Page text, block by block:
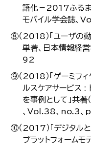
語化－2017ふるま
モバイル学会誌、
⑧（2018）「ユーザの
単著、日本情報経
92
⑨（2018）「ゲーミフィ
ルスケアサービス :
を事例として」共著
、Vol.38、no.3
⑩（2017）「デジタル
プラットフォーム